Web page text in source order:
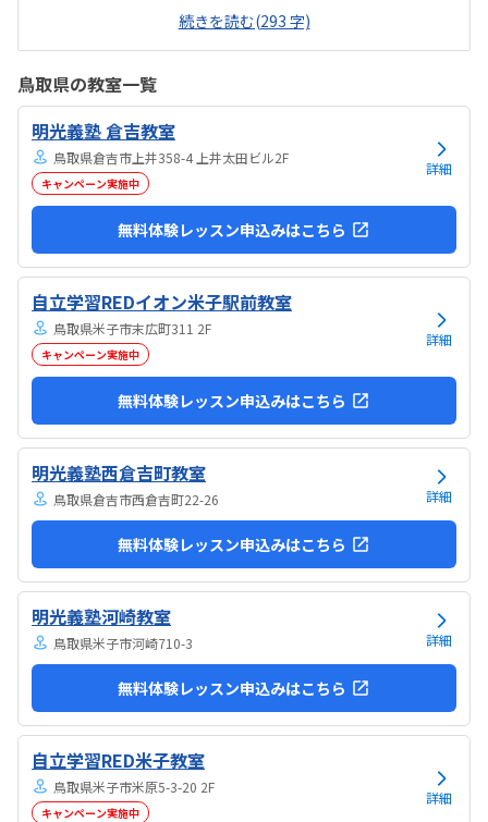
気も良く、清潔感もあった。部屋が区切られていて、個人スペースも
確保されていて良かった。基本料金以外に、追加料金があまり無さそ
うで良かった。できれば、毎月1万以内で通いたいです。子供に熱心に
気持ちになれて良かった。
続きを読む(293 字)
鳥取県の教室一覧
明光義塾 倉吉教室
鳥取県倉吉市上井358-4 上井太田ビル2F
キャンペーン実施中
詳細
無料体験レッスン申込みはこちら
自立学習REDイオン米子駅前教室
鳥取県米子市末広町311 2F
キャンペーン実施中
詳細
無料体験レッスン申込みはこちら
明光義塾西倉吉町教室
鳥取県倉吉市西倉吉町22-26 詳細
無料体験レッスン申込みはこちら
明光義塾河崎教室
鳥取県米子市河崎710-3 詳細
無料体験レッスン申込みはこちら
自立学習RED米子教室
鳥取県米子市米原5-3-20 2F
キャンペーン実施中
詳細